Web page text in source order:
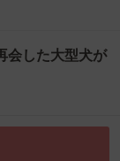
会した大型犬が